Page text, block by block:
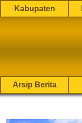
Kabupaten
Arsip Berita